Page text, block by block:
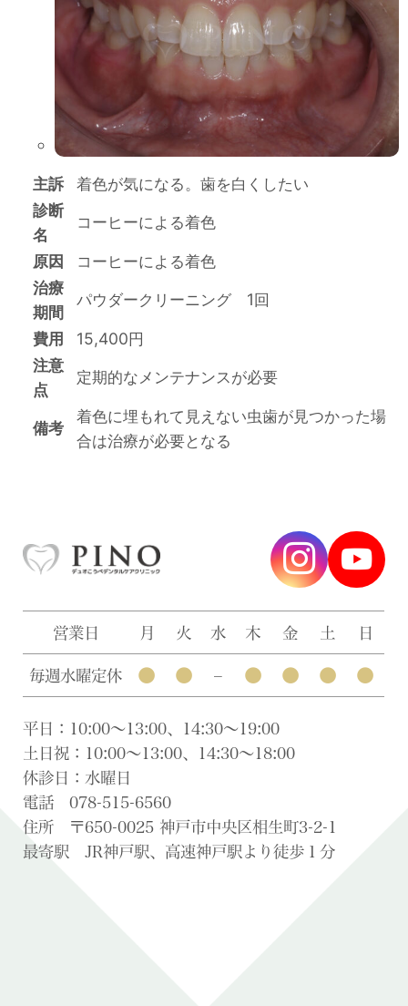
主訴
着色が気になる。歯を白くしたい
診断
名
コーヒーによる着色
原因
コーヒーによる着色
治療
期間
パウダークリーニング 1回
費用
15,400円
注意
点
定期的なメンテナンスが必要
備考
着色に埋もれて見えない虫歯が見つかった場
合は治療が必要となる
営業日 月 火 水 木 金 土 日
毎週水曜定休 ● ● – ● ● ● ●
平日：10:00〜13:00、14:30〜19:00
土日祝：10:00〜13:00、14:30〜18:00
休診日：水曜日
電話 078-515-6560
住所 〒650-0025 神戸市中央区相生町3-2-1
最寄駅 JR神戸駅、高速神戸駅より徒歩１分